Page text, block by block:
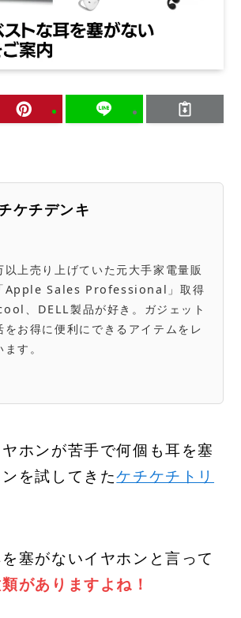
ケチデンキ
以上売り上げていた元大手家電量販
Apple Sales Professional」取得
、DELL製品が好き。ガジェット
をお得に便利にできるアイテムをレ
す。
ホンが苦手で何個も耳を塞
を試してきたケチケチトリ
塞がないイヤホンと言って
がありますよね！